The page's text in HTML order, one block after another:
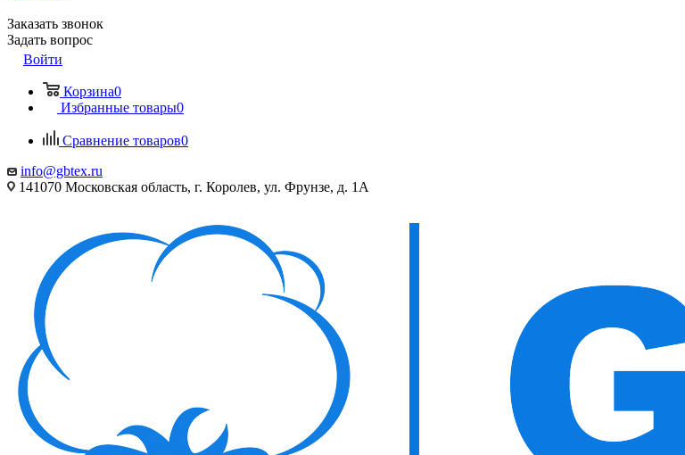
Заказать звонок
Задать вопрос
Войти
Корзина0
Избранные товары0
Сравнение товаров0
info@gbtex.ru
141070 Московская область, г. Королев, ул. Фрунзе, д. 1А